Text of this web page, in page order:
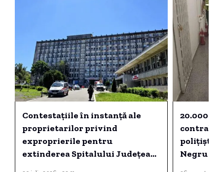
Contestațiile în instanță ale
proprietarilor privind
exproprierile pentru
extinderea Spitalului Județean
20.000
polițiștii
Negru